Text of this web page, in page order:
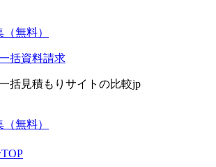
無料）
括見積もりサイトの比較jp
無料）